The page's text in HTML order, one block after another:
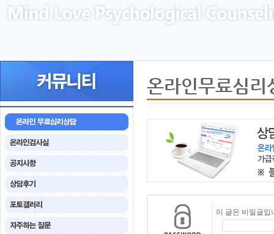
온라인무료심리
이 글은 비밀글입